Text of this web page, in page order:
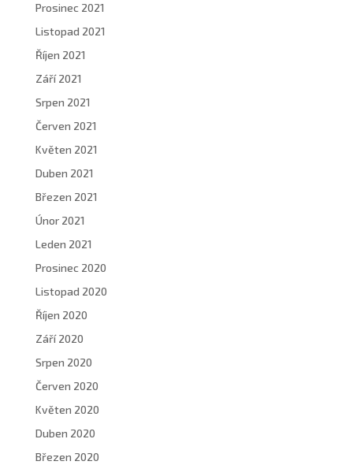
Prosinec 2021
Listopad 2021
Říjen 2021
Září 2021
Srpen 2021
Červen 2021
Květen 2021
Duben 2021
Březen 2021
Únor 2021
Leden 2021
Prosinec 2020
Listopad 2020
Říjen 2020
Září 2020
Srpen 2020
Červen 2020
Květen 2020
Duben 2020
Březen 2020